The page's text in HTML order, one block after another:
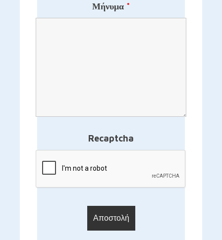
Μήνυμα *
Recaptcha